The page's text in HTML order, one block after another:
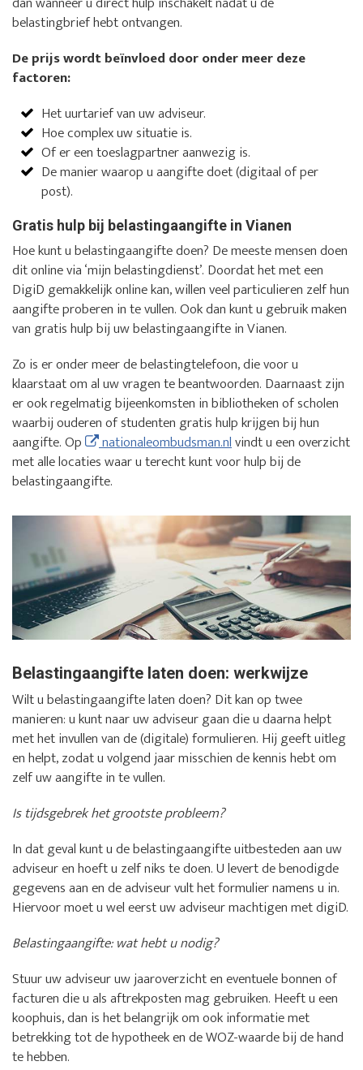
belastingbrief hebt ontvangen.
De prijs wordt beïnvloed door onder meer deze
factoren:
Het uurtarief van uw adviseur.
Hoe complex uw situatie is.
Of er een toeslagpartner aanwezig is.
De manier waarop u aangifte doet (digitaal of per
post).
Gratis hulp bij belastingaangifte in Vianen
Hoe kunt u belastingaangifte doen? De meeste mensen doen
dit online via ‘mijn belastingdienst’. Doordat het met een
DigiD gemakkelijk online kan, willen veel particulieren zelf hun
aangifte proberen in te vullen. Ook dan kunt u gebruik maken
van gratis hulp bij uw belastingaangifte in Vianen.
Zo is er onder meer de belastingtelefoon, die voor u
klaarstaat om al uw vragen te beantwoorden. Daarnaast zijn
er ook regelmatig bijeenkomsten in bibliotheken of scholen
waarbij ouderen of studenten gratis hulp krijgen bij hun
aangifte. Op
nationaleombudsman.nlvindt u een overzicht
met alle locaties waar u terecht kunt voor hulp bij de
belastingaangifte.
Belastingaangifte laten doen: werkwijze
Wilt u belastingaangifte laten doen? Dit kan op twee
manieren: u kunt naar uw adviseur gaan die u daarna helpt
met het invullen van de (digitale) formulieren. Hij geeft uitleg
en helpt, zodat u volgend jaar misschien de kennis hebt om
zelf uw aangifte in te vullen.
Is tijdsgebrek het grootste probleem?
In dat geval kunt u de belastingaangifte uitbesteden aan uw
adviseur en hoeft u zelf niks te doen. U levert de benodigde
gegevens aan en de adviseur vult het formulier namens u in.
Hiervoor moet u wel eerst uw adviseur machtigen met digiD.
Belastingaangifte: wat hebt u nodig?
Stuur uw adviseur uw jaaroverzicht en eventuele bonnen of
facturen die u als aftrekposten mag gebruiken. Heeft u een
koophuis, dan is het belangrijk om ook informatie met
betrekking tot de hypotheek en de WOZ-waarde bij de hand
te hebben.